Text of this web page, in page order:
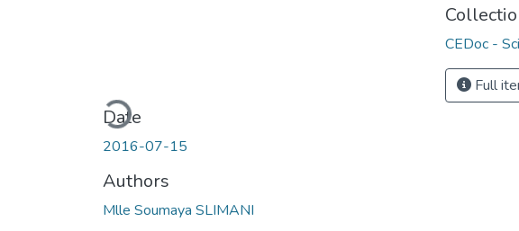
Loading...
Date
2016-07-15
Authors
Mlle Soumaya SLIMANI
CEDoc -
Full